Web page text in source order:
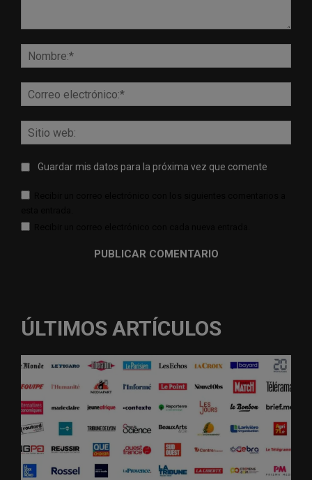
web:
Guardar mis datos para la próxima vez que comente
ÚLTIMOS ARTÍCULOS